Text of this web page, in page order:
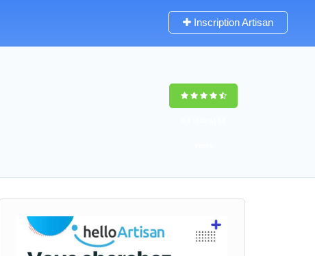
Inscription Artisan